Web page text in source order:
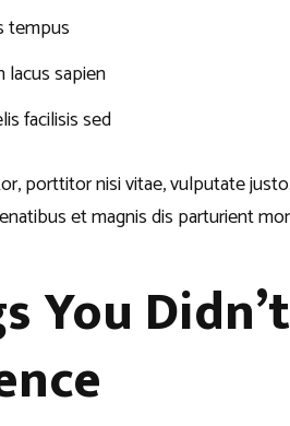
tempus
lacus sapien
facilisis sed
porttitor nisi vitae, vulputate
et magnis dis parturient
You